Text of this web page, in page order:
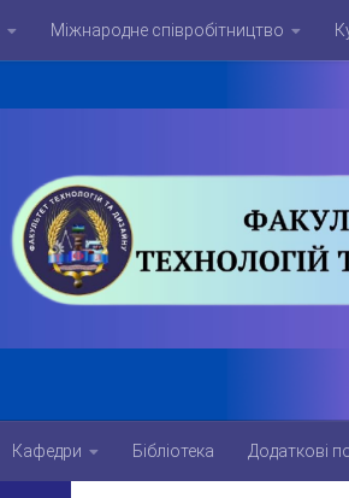
Міжнародне співробітництво
Кафедри Бібліотека Додаткові